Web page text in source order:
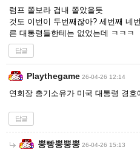
럼프 쫄보라 겁내 쫄았을듯
것도 이번이 두번째잖아? 세번째 네
른 대통령들한테는 없었는데 ㅋㅋㅋ
답글
Playthegame 26-04-26 12:14
연회장 총기소유가 미국 대통령 경호
답글
뿡빵뿡뿡뿡 26-04-26 15:13